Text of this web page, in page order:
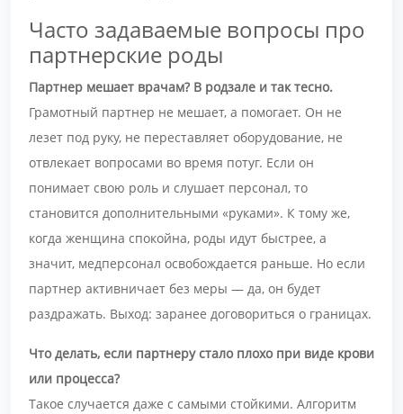
Часто задаваемые вопросы про
партнерские роды
Партнер мешает врачам? В родзале и так тесно.
Грамотный партнер не мешает, а помогает. Он не
лезет под руку, не переставляет оборудование, не
отвлекает вопросами во время потуг. Если он
понимает свою роль и слушает персонал, то
становится дополнительными «руками». К тому же,
когда женщина спокойна, роды идут быстрее, а
значит, медперсонал освобождается раньше. Но если
партнер активничает без меры — да, он будет
раздражать. Выход: заранее договориться о границах.
Что делать, если партнеру стало плохо при виде крови
или процесса?
Такое случается даже с самыми стойкими. Алгоритм